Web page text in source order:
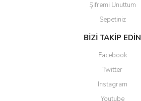
Şifremi Unuttum
Sepetiniz
BİZİ TAKİP EDİN
Facebook
Twitter
Instagram
Youtube